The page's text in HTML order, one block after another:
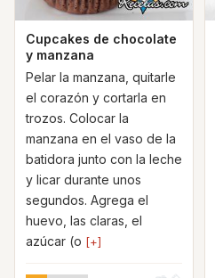
Cupcakes de chocolate
y manzana
Pelar la manzana, quitarle
el corazón y cortarla en
trozos. Colocar la
manzana en el vaso de la
batidora junto con la leche
y licar durante unos
segundos. Agrega el
huevo, las claras, el
azúcar (o [+]